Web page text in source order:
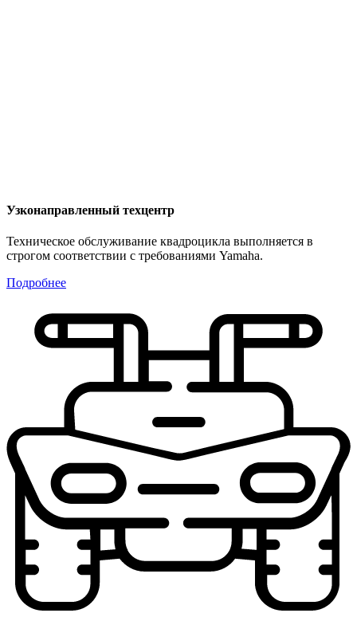
Узконаправленный техцентр
Техническое обслуживание квадроцикла выполняется в
строгом соответствии с требованиями Yamaha.
Подробнее